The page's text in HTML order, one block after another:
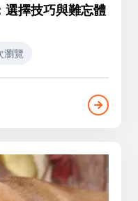
選擇技巧與難忘體
瀏覽